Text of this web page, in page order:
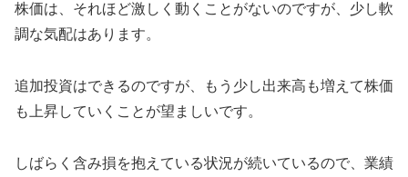
株価は、それほど激しく動くことがないのですが、少し軟
調な気配はあります。
追加投資はできるのですが、もう少し出来高も増えて株価
も上昇していくことが望ましいです。
しばらく含み損を抱えている状況が続いているので、業績